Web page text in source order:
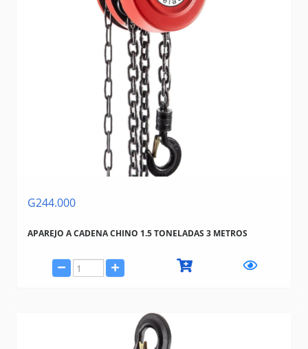
G244.000
APAREJO A CADENA CHINO 1.5 TONELADAS 3 METROS